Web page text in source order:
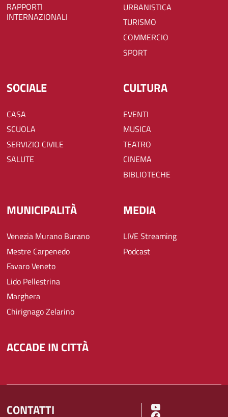
RAPPORTI
INTERNAZIONALI
URBANISTICA
TURISMO
COMMERCIO
SPORT
SOCIALE
CASA
SCUOLA
SERVIZIO CIVILE
SALUTE
CULTURA
EVENTI
MUSICA
TEATRO
CINEMA
BIBLIOTECHE
MUNICIPALITÀ
Venezia Murano Burano
Mestre Carpenedo
Favaro Veneto
Lido Pellestrina
Marghera
Chirignago Zelarino
MEDIA
LIVE Streaming
Podcast
ACCADE IN CITTÀ
CONTATTI SOCIAL MENU